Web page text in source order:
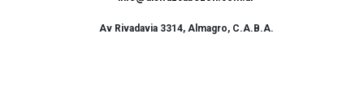
Av Rivadavia 3314, Almagro, C.A.B.A.